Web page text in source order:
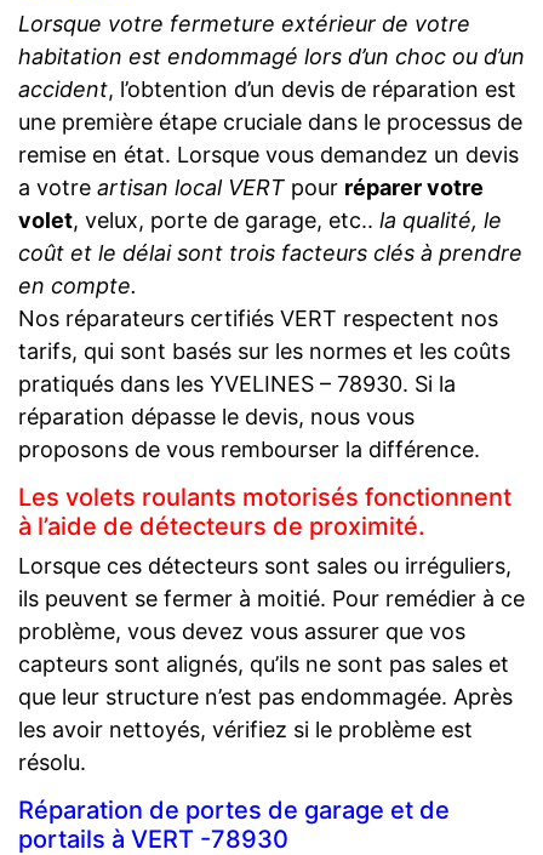
Lorsque votre fermeture extérieur de votre
habitation est endommagé lors d’un choc ou d’un
accident, l’obtention d’un devis de réparation est
une première étape cruciale dans le processus de
remise en état. Lorsque vous demandez un devis
a votre artisan local VERT pour réparer votre
volet, velux, porte de garage, etc.. la qualité, le
coût et le délai sont trois facteurs clés à prendre
en compte.
Nos réparateurs certifiés VERT respectent nos
tarifs, qui sont basés sur les normes et les coûts
pratiqués dans les YVELINES – 78930. Si la
réparation dépasse le devis, nous vous
proposons de vous rembourser la différence.
Les volets roulants motorisés fonctionnent
à l’aide de détecteurs de proximité.
Lorsque ces détecteurs sont sales ou irréguliers,
ils peuvent se fermer à moitié. Pour remédier à ce
problème, vous devez vous assurer que vos
capteurs sont alignés, qu’ils ne sont pas sales et
que leur structure n’est pas endommagée. Après
les avoir nettoyés, vérifiez si le problème est
résolu.
Réparation de portes de garage et de
portails à VERT -78930